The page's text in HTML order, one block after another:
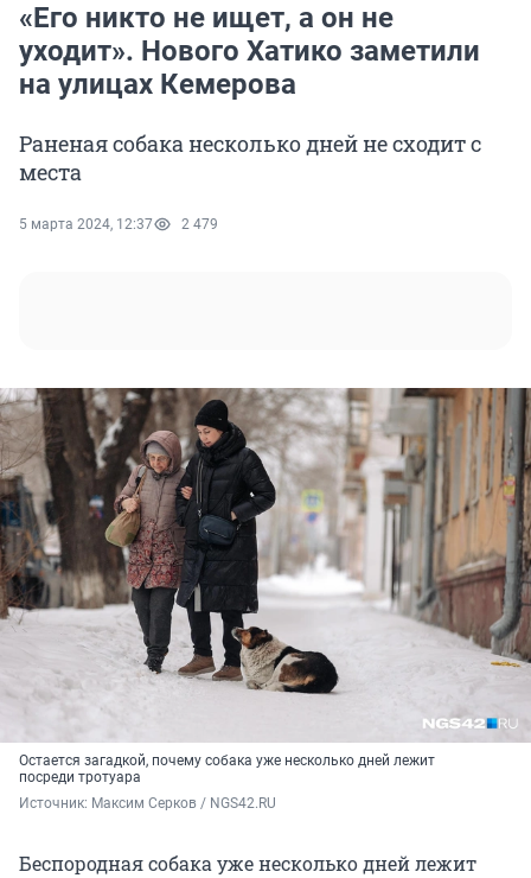
«Его никто не ищет, а он не
уходит». Нового Хатико заметили
на улицах Кемерова
Раненая собака несколько дней не сходит с
места
5 марта 2024, 12:37 2 479
Остается загадкой, почему собака уже несколько дней лежит
посреди тротуара
Источник: Максим Серков / NGS42.RU
Беспородная собака уже несколько дней лежит